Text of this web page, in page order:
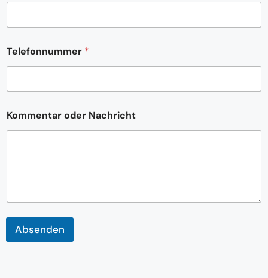
Telefonnummer *
d
e
n
u
Kommentar oder Nachricht
Absenden